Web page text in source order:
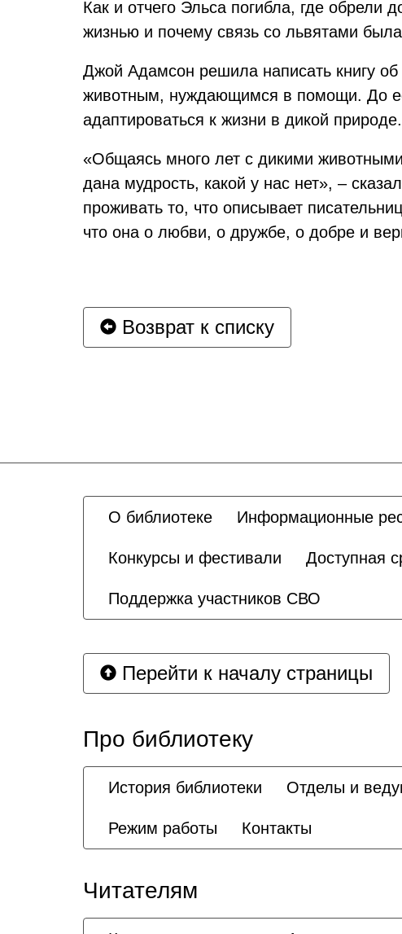
Как и отчего Эльса погибла, где
жизнью и почему связь со львятами
Джой Адамсон решила написать книгу
животным, нуждающимся в помощи. До
адаптироваться к жизни в дикой
«Общаясь много лет с дикими
дана мудрость, какой у нас нет», –
проживать то, что описывает
что она о любви, о дружбе, о добре и
Возврат к списку
О библиотеке Информационные
Конкурсы и фестивали Доступная
Поддержка участников СВО
Перейти к началу страницы
Про библиотеку
История библиотеки Отделы и
Режим работы Контакты
Читателям